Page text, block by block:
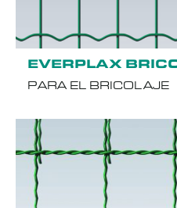
EVERPLAX
PARA EL BRICOLAJE